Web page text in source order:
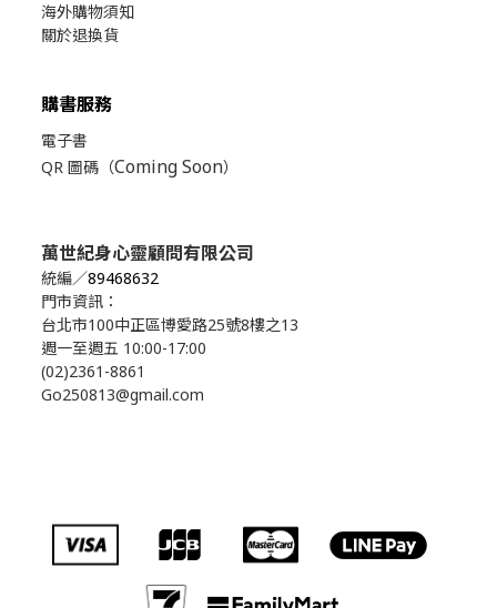
海外購物須知
關於退換貨
購書服務
電子書
QR 圖碼（Coming Soon）
萬世紀身心靈顧問有限公司
統編／89468632
門市資訊：
台北市100中正區博愛路25號8樓之13
週一至週五 10:00-17:00
(02)2361-8861
Go250813@gmail.com